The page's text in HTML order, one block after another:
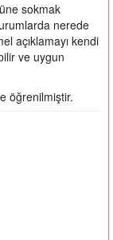
sokmak
nerede
açıklamayı kendi
ve uygun
öğrenilmiştir.